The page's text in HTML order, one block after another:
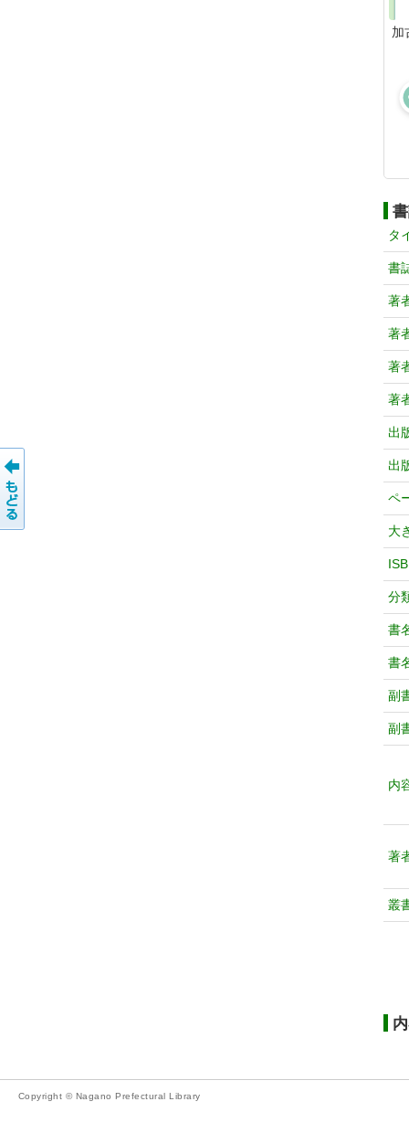
加
タ
書
著
著
著
著
出
出
ペ
大
分
書
書
副
副
内
著
叢
Copyright © Nagano Prefectural Library